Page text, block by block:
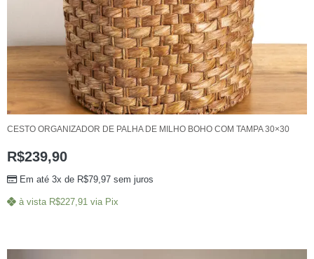
CESTO ORGANIZADOR DE PALHA DE MILHO BOHO COM TAMPA 30×30
R$239,90
Em até 3x de R$79,97 sem juros
à vista R$227,91 via Pix